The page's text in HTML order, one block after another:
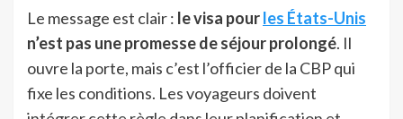
Le message est clair : le visa pourles États-Unis
n’est pas une promesse de séjour prolongé. Il
ouvre la porte, mais c’est l’officier de la CBP qui
fixe les conditions. Les voyageurs doivent